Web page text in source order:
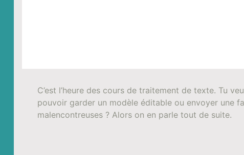
C’est l’heure des cours de traitement de texte. Tu
pouvoir garder un modèle éditable ou envoyer une
malencontreuses ? Alors on en parle tout de suite.